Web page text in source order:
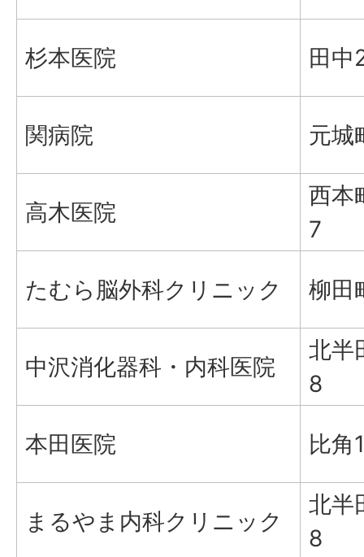
杉本医院 田中
関病院 元城
高木医院
西本
7
たむら脳外科クリニック 柳田
中沢消化器科・内科医院
北半
8
本田医院 比角
まるやま内科クリニック
北半
8